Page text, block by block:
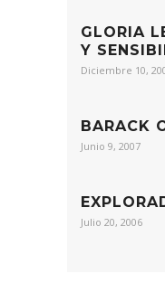
GLORIA
Y
Diciembre 10,
BARACK
Junio 9, 2007
Julio 20, 2006